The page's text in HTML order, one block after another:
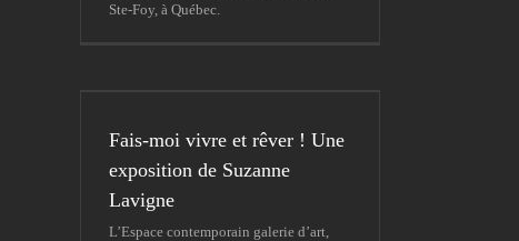
Ste-Foy, à Québec.
Fais-moi vivre et rêver ! Une
exposition de Suzanne
Lavigne
L’Espace contemporain galerie d’art,